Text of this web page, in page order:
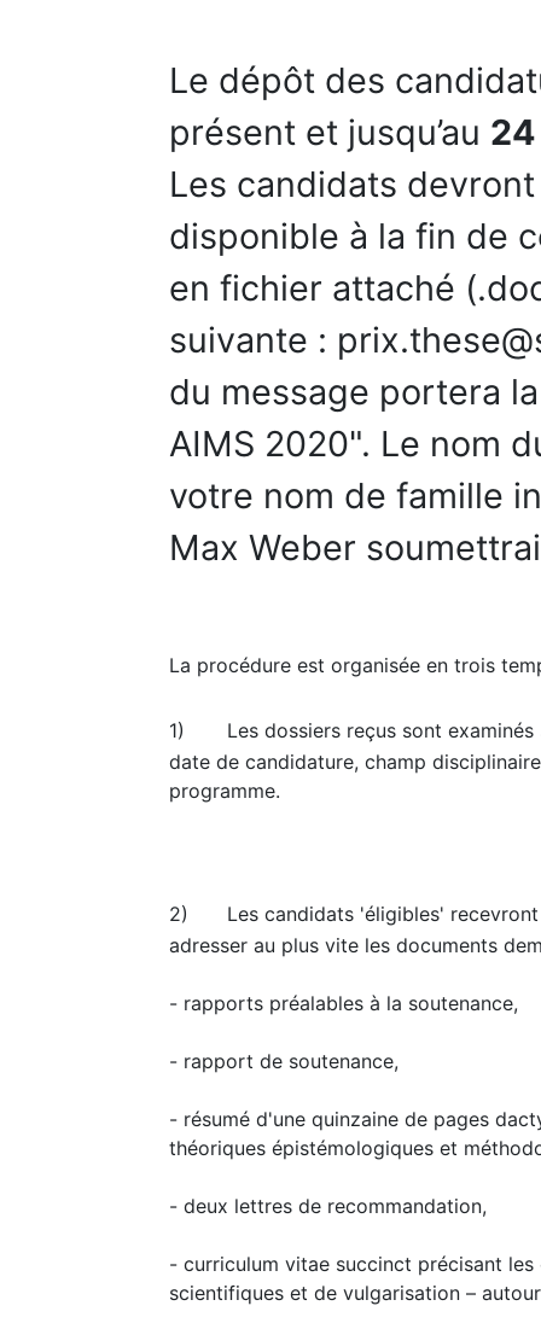
Le dépôt des
présent et jusqu’au
Les candidats
disponible à la fin de
en fichier attaché
suivante :
du message portera
AIMS 2020". Le nom
votre nom de famille
Max Weber
La procédure est organisée en trois
1)
Les dossiers reçus sont
date de candidature, champ
programme.
2)
Les candidats 'éligibles'
adresser au plus vite les documents
- rapports préalables à la soutenance,
- rapport de soutenance,
- résumé d'une quinzaine de pages
théoriques épistémologiques et
- deux lettres de recommandation,
- curriculum vitae succinct précisant
scientifiques et de vulgarisation –